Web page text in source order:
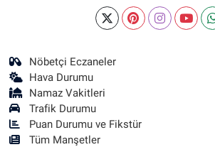
Nöbetçi Eczaneler
Hava Durumu
Namaz Vakitleri
Trafik Durumu
Puan Durumu ve Fikstür
Tüm Manşetler